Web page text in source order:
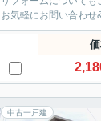
お気軽にお問い合わ
中古一戸建